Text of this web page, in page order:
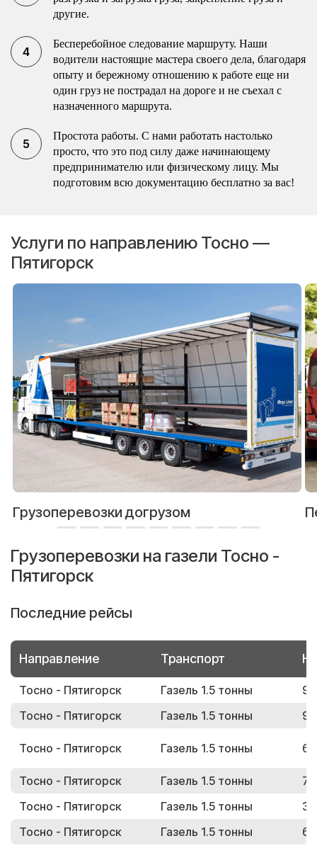
другие.
Бесперебойное следование маршруту. Наши
водители настоящие мастера своего дела, благодаря
опыту и бережному отношению к работе еще ни
один груз не пострадал на дороге и не съехал с
назначенного маршрута.
Простота работы. С нами работать настолько
просто, что это под силу даже начинающему
предпринимателю или физическому лицу. Мы
подготовим всю документацию бесплатно за вас!
Услуги по направлению Тосно —
Пятигорск
Грузоперевозки догрузом
Грузоперевозки на газели Тосно -
Пятигорск
Последние рейсы
Направление Транспорт
Тосно - Пятигорск Газель 1.5 тонны
Тосно - Пятигорск
Газель 1.5 тонны
Тосно - Пятигорск Газель 1.5 тонны
Тосно - Пятигорск Газель 1.5 тонны
Тосно - Пятигорск
Газель 1.5 тонны
Тосно - Пятигорск
Газель 1.5 тонны